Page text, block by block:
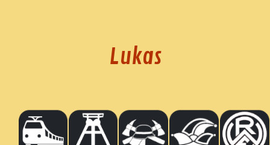
Lukas